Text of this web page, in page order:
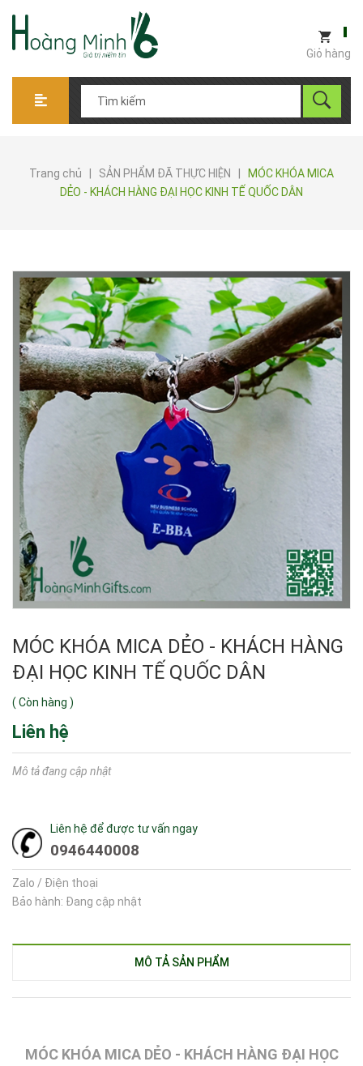
Giỏ hàng
Trang chủ SẢN PHẨM ĐÃ THỰC HIỆN
MÓC KHÓA MICA
DẺO - KHÁCH HÀNG ĐẠI HỌC KINH TẾ QUỐC DÂN
MÓC KHÓA MICA DẺO - KHÁCH HÀNG
ĐẠI HỌC KINH TẾ QUỐC DÂN
( Còn hàng )
Liên hệ
Mô tả đang cập nhật
Liên hệ để được tư vấn ngay
0946440008
Zalo / Điện thoại
Bảo hành: Đang cập nhật
MÔ TẢ SẢN PHẨM
MÓC KHÓA MICA DẺO - KHÁCH HÀNG ĐẠI HỌC